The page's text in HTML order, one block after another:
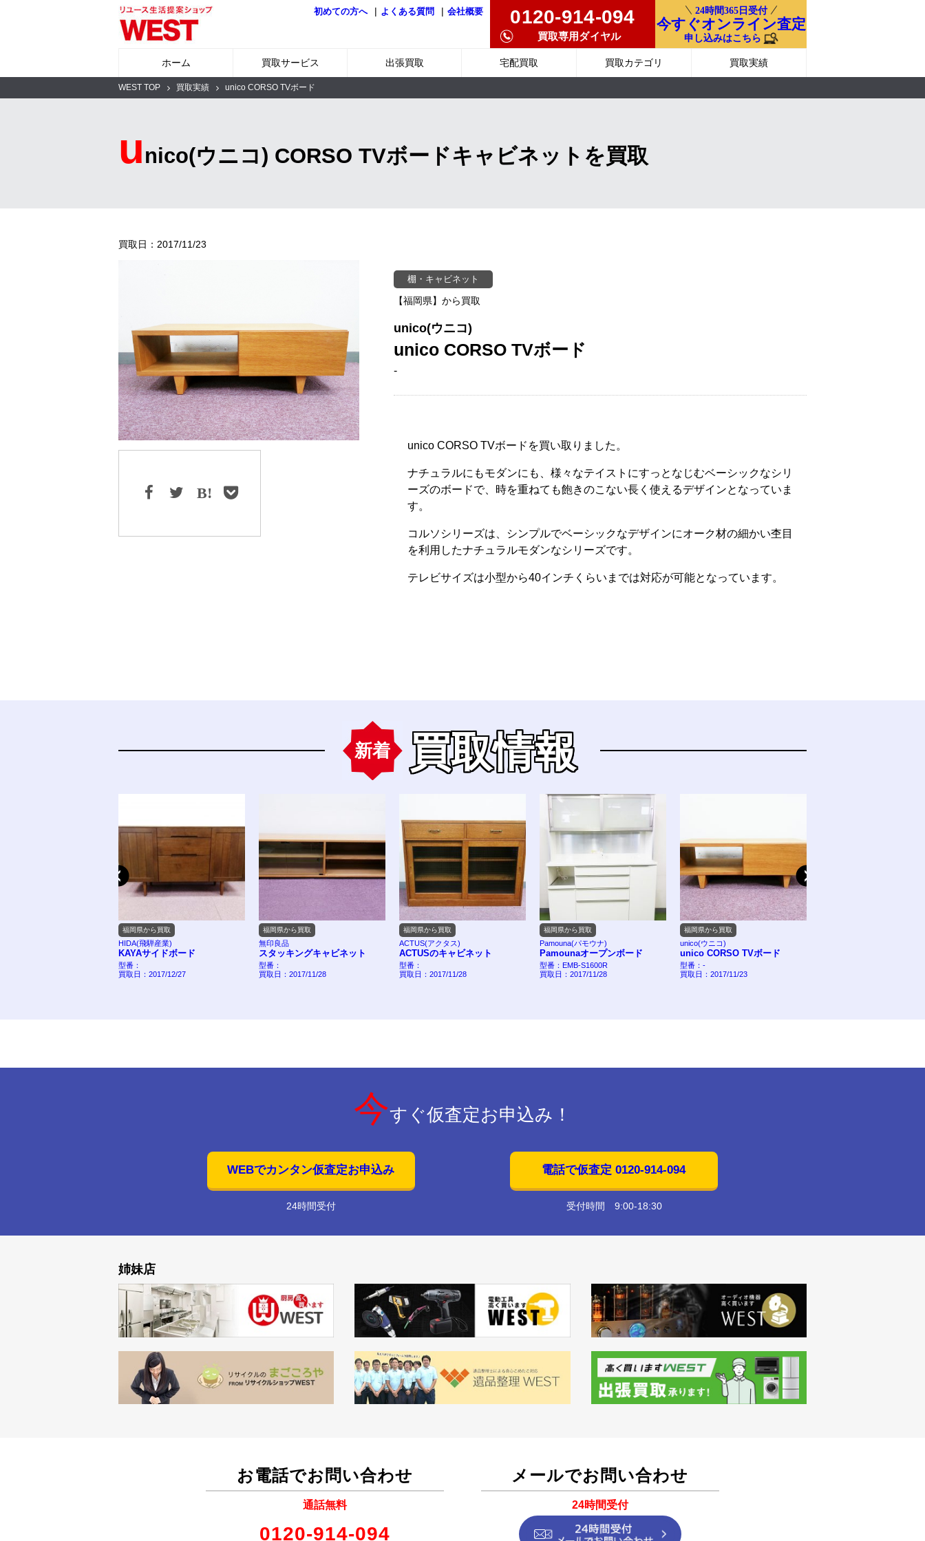
初めての方へ | よくある質問 | 会社概要 0120-914-094
買取専用ダイヤル
24時間365日受付
今すぐオンライン査定
申し込みはこちら
ホーム 買取サービス 出張買取 宅配買取 買取カテゴリ 買取実績
WEST TOP 買取実績 unico CORSO TVボード
unico(ウニコ) CORSO TVボードキャビネットを買取
買取日：2017/11/23
棚・キャビネット
【福岡県】から買取
unico(ウニコ)
unico CORSO TVボード
-
unico CORSO TVボードを買い取りました。
ナチュラルにもモダンにも、様々なテイストにすっとなじむベーシックなシリ
ーズのボードで、時を重ねても飽きのこない長く使えるデザインとなっていま
す。
コルソシリーズは、シンプルでベーシックなデザインにオーク材の細かい杢目
を利用したナチュラルモダンなシリーズです。
テレビサイズは小型から40インチくらいまでは対応が可能となっています。
新着 買取情報
福岡県から買取
HIDA(飛騨産業)
KAYAサイドボード
型番：
買取日：2017/12/27
福岡県から買取
無印良品
スタッキングキャビネット
型番：
買取日：2017/11/28
福岡県から買取
ACTUS(アクタス)
ACTUSのキャビネット
型番：
買取日：2017/11/28
福岡県から買取
Pamouna(パモウナ)
Pamounaオープンボード
型番：EMB-S1600R
買取日：2017/11/28
福岡県から買取
unico(ウニコ)
unico CORSO TVボード
型番：-
買取日：2017/11/23
今すぐ仮査定お申込み！
WEBでカンタン仮査定お申込み
24時間受付
電話で仮査定 0120-914-094
受付時間 9:00-18:30
姉妹店
お電話でお問い合わせ
通話無料
0120-914-094
メールでお問い合わせ
24時間受付